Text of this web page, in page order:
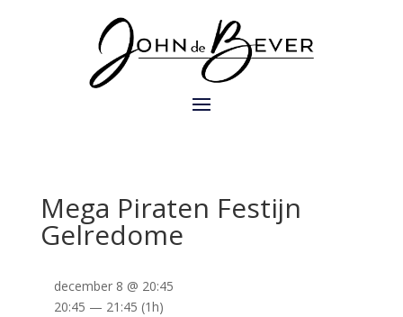
Mega Piraten Festijn
Gelredome
december 8 @ 20:45
20:45 — 21:45 (1h)